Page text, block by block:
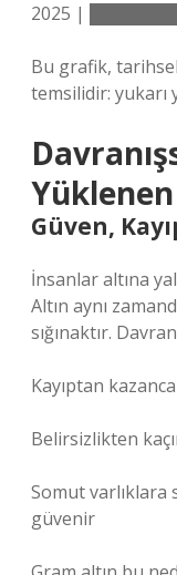
2025 |
Bu grafik,
temsilidir: yukarı
Güven,
İnsanlar altına
Altın aynı
sığınaktır.
Kayıptan
Belirsizlikten
Somut varlıklara
güvenir